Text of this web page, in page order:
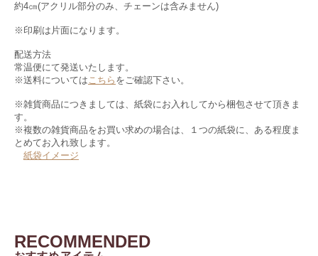
約4㎝(アクリル部分のみ、チェーンは含みません)
※印刷は片面になります。
配送方法
常温便にて発送いたします。
※送料についてはこちら をご確認下さい。
※雑貨商品につきましては、紙袋にお入れしてから梱包させて頂きま
す。
※複数の雑貨商品をお買い求めの場合は、１つの紙袋に、ある程度ま
とめてお入れ致します。
紙袋イメージ
RECOMMENDED